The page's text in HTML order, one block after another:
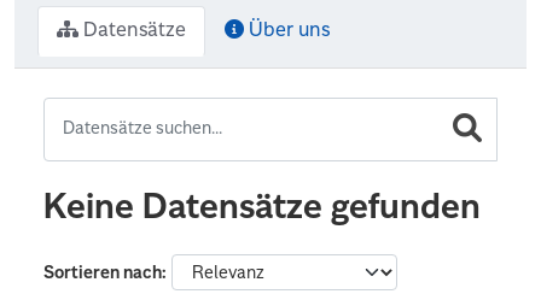
Datensätze Über uns
Keine Datensätze gefunden
Sortieren nach